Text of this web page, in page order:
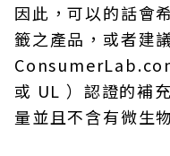
因此，可以的話會
籤之產品，或者建
或 UL ）認證的補
量並且不含有微生